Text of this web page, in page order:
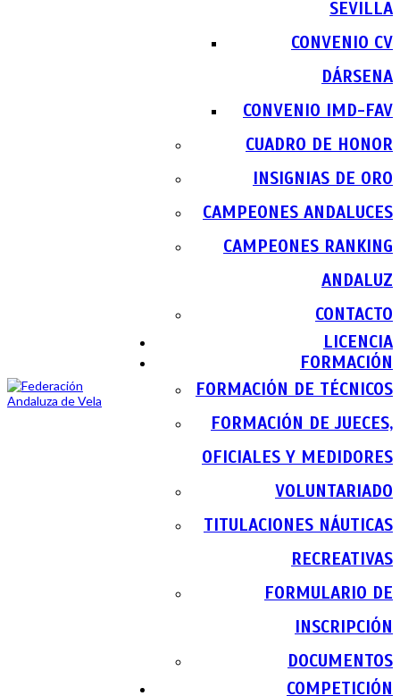
SEVILLA
CONVENIO CV
DÁRSENA
CONVENIO IMD-FAV
CUADRO DE HONOR
INSIGNIAS DE ORO
CAMPEONES ANDALUCES
CAMPEONES RANKING
ANDALUZ
CONTACTO
LICENCIA
FORMACIÓN
FORMACIÓN DE TÉCNICOS
FORMACIÓN DE JUECES,
OFICIALES Y MEDIDORES
VOLUNTARIADO
TITULACIONES NÁUTICAS
RECREATIVAS
FORMULARIO DE
INSCRIPCIÓN
DOCUMENTOS
COMPETICIÓN